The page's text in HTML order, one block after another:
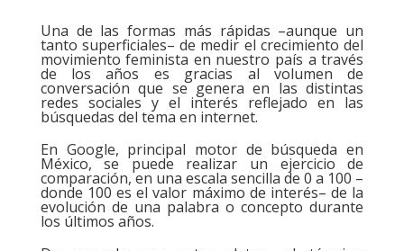
Una de las formas más rápidas –aunque un
tanto superficiales– de medir el crecimiento del
movimiento feminista en nuestro país a través
de los años es gracias al volumen de
conversación que se genera en las distintas
redes sociales y el interés reflejado en las
búsquedas del tema en internet.
En Google, principal motor de búsqueda en
México, se puede realizar un ejercicio de
comparación, en una escala sencilla de 0 a 100 –
donde 100 es el valor máximo de interés– de la
evolución de una palabra o concepto durante
los últimos años.